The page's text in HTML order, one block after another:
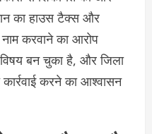
का हाउस टैक्स और
करवाने का आरोप
विषय बन चुका है, और जिला
करने का आश्वासन